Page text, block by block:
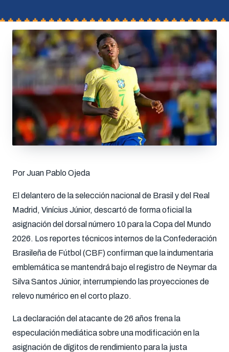
Por Juan Pablo Ojeda
El delantero de la selección nacional de Brasil y del Real
Madrid, Vinícius Júnior, descartó de forma oficial la
asignación del dorsal número 10 para la Copa del Mundo
2026. Los reportes técnicos internos de la Confederación
Brasileña de Fútbol (CBF) confirman que la indumentaria
emblemática se mantendrá bajo el registro de Neymar da
Silva Santos Júnior, interrumpiendo las proyecciones de
relevo numérico en el corto plazo.
La declaración del atacante de 26 años frena la
especulación mediática sobre una modificación en la
asignación de dígitos de rendimiento para la justa